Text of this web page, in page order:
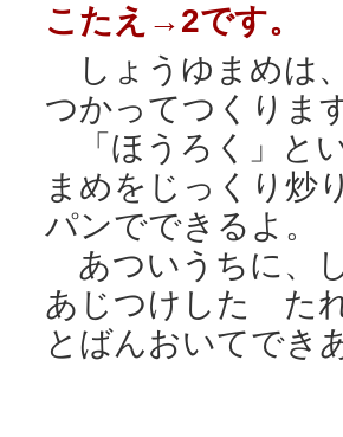
こたえ→2です。
しょうゆまめは
つかってつくります
「ほうろく」と
まめをじっくり炒
パンでできるよ。
あついうちに、
あじつけした た
とばんおいてでき